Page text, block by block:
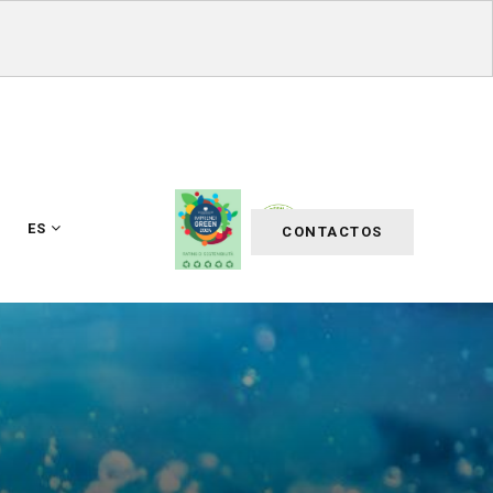
CONTACTOS
ES